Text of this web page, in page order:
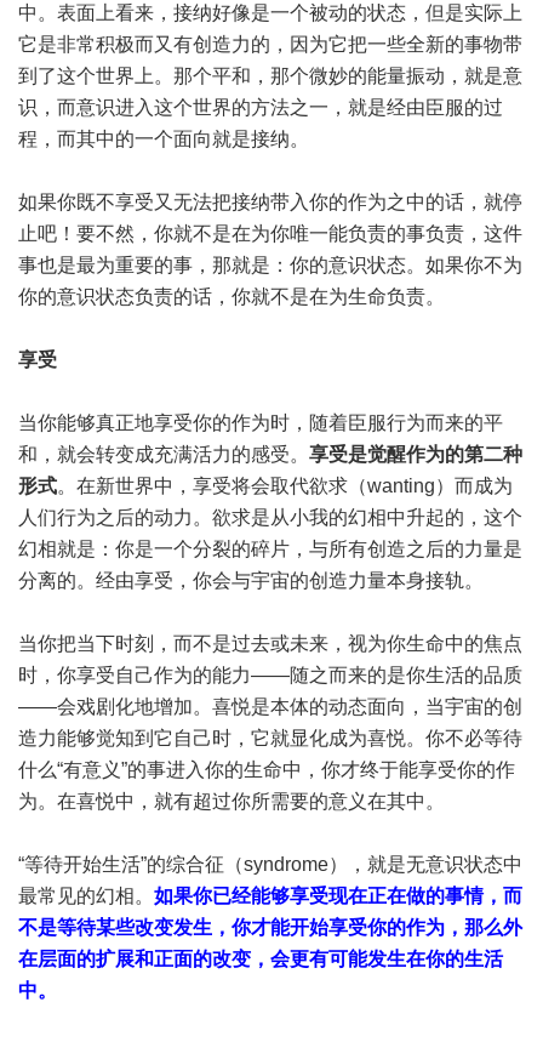
中。表面上看来，接纳好像是一个被动的状态，但是实际上
它是非常积极而又有创造力的，因为它把一些全新的事物带
到了这个世界上。那个平和，那个微妙的能量振动，就是意
识，而意识进入这个世界的方法之一，就是经由臣服的过
程，而其中的一个面向就是接纳。
如果你既不享受又无法把接纳带入你的作为之中的话，就停
止吧！要不然，你就不是在为你唯一能负责的事负责，这件
事也是最为重要的事，那就是：你的意识状态。如果你不为
你的意识状态负责的话，你就不是在为生命负责。
享受
当你能够真正地享受你的作为时，随着臣服行为而来的平
和，就会转变成充满活力的感受。 享受是觉醒作为的第二种
形式。在新世界中，享受将会取代欲求（wanting）而成为
人们行为之后的动力。欲求是从小我的幻相中升起的，这个
幻相就是：你是一个分裂的碎片，与所有创造之后的力量是
分离的。经由享受，你会与宇宙的创造力量本身接轨。
当你把当下时刻，而不是过去或未来，视为你生命中的焦点
时，你享受自己作为的能力——随之而来的是你生活的品质
——会戏剧化地增加。喜悦是本体的动态面向，当宇宙的创
造力能够觉知到它自己时，它就显化成为喜悦。你不必等待
什么“有意义”的事进入你的生命中，你才终于能享受你的作
为。在喜悦中，就有超过你所需要的意义在其中。
“等待开始生活”的综合征（syndrome），就是无意识状态中
最常见的幻相。 如果你已经能够享受现在正在做的事情，而
不是等待某些改变发生，你才能开始享受你的作为，那么外
在层面的扩展和正面的改变，会更有可能发生在你的生活
中。